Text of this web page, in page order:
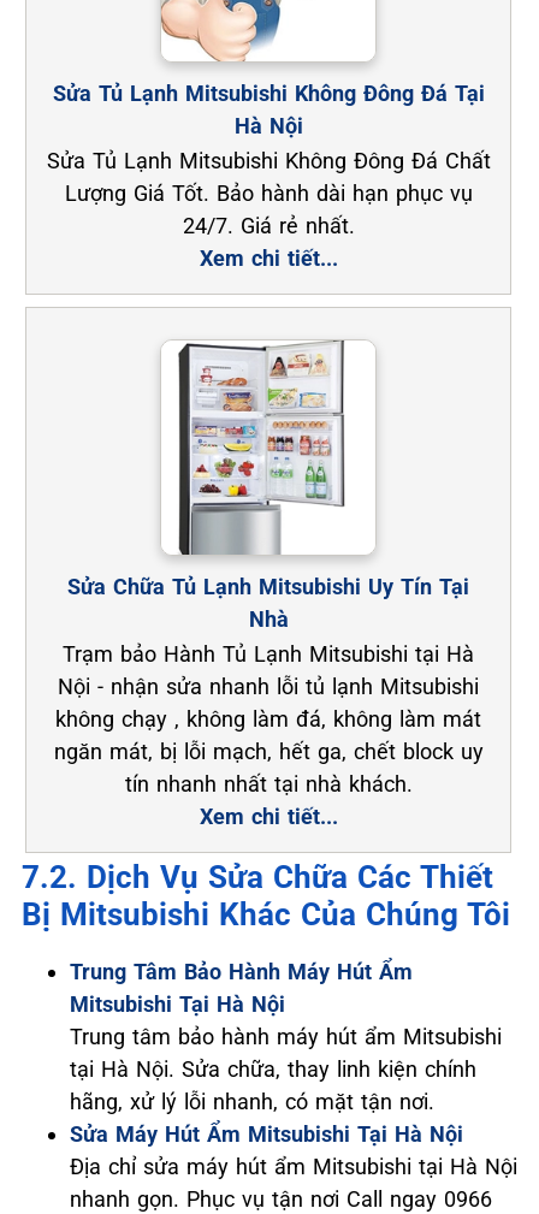
Sửa Tủ Lạnh Mitsubishi Không Đông Đá Tại
Hà Nội
Sửa Tủ Lạnh Mitsubishi Không Đông Đá Chất
Lượng Giá Tốt. Bảo hành dài hạn phục vụ
24/7. Giá rẻ nhất.
Xem chi tiết...
Sửa Chữa Tủ Lạnh Mitsubishi Uy Tín Tại
Nhà
Trạm bảo Hành Tủ Lạnh Mitsubishi tại Hà
Nội - nhận sửa nhanh lỗi tủ lạnh Mitsubishi
không chạy , không làm đá, không làm mát
ngăn mát, bị lỗi mạch, hết ga, chết block uy
tín nhanh nhất tại nhà khách.
Xem chi tiết...
7.2. Dịch Vụ Sửa Chữa Các Thiết
Bị Mitsubishi Khác Của Chúng Tôi
Trung Tâm Bảo Hành Máy Hút Ẩm
Mitsubishi Tại Hà Nội
Trung tâm bảo hành máy hút ẩm Mitsubishi
tại Hà Nội. Sửa chữa, thay linh kiện chính
hãng, xử lý lỗi nhanh, có mặt tận nơi.
Sửa Máy Hút Ẩm Mitsubishi Tại Hà Nội
Địa chỉ sửa máy hút ẩm Mitsubishi tại Hà Nội
nhanh gọn. Phục vụ tận nơi Call ngay 0966